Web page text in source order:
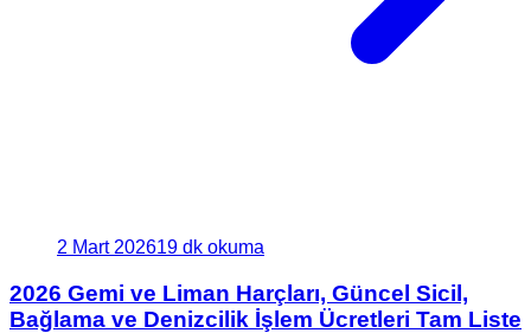
2 Mart 202619 dk okuma
2026 Gemi ve Liman Harçları, Güncel Sicil,
Bağlama ve Denizcilik İşlem Ücretleri Tam Liste